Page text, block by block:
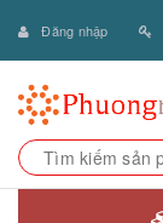
Đăng nhập